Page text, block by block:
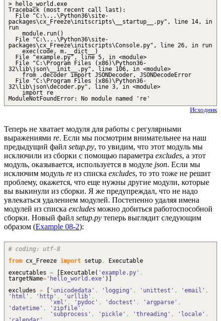
> hello_world.exe
Traceback (most recent call last):
File "C:\...\Python36\site-
packages\cx_Freeze\initscripts\__startup__.py", line 14, in
run
module.run()
File "C:\...\Python36\site-
packages\cx_Freeze\initscripts\Console.py", line 26, in run
exec(code, m.__dict__)
File "example.py", line 5, in <module>
File "C:\Program Files (x86)\Python36-
32\lib\json\__init__.py", line 106, in <module>
from .decoder import JSONDecoder, JSONDecodeError
File "C:\Program Files (x86)\Python36-
32\lib\json\decoder.py", line 3, in <module>
import re
ModuleNotFoundError: No module named 're'
Исходник
Теперь не хватает модуля для работы с регулярными
выражениями re. Если мы посмотрим внимательнее на наш
предыдущий файл setup.py, то увидим, что этот модуль мы
исключили из сборки с помощью параметра excludes, а этот
модуль, оказывается, используется в модуле json. Если мы
исключим модуль re из списка excludes, то это тоже не решит
проблему, окажется, что еще нужны другие модули, которые
вы выкинули из сборки. Я же предупреждал, что не надо
увлекаться удалением модулей. Постепенно удаляя имена
модулей из списка excludes можно добиться работоспособной
сборки. Новый файл setup.py теперь выглядит следующим
образом (Example 08-2):
# coding: utf-8
from cx_Freeze import setup,
Executable
executables = Executable( 'example.py' ,
targetName= 'hello_world.exe' )
excludes = 'unicodedata' , 'logging' , 'unittest' , 'email' ,
'html' , 'http' , 'urllib' ,
'xml' , 'pydoc' , 'doctest' , 'argparse' ,
'datetime' , 'zipfile' ,
'subprocess' , 'pickle' , 'threading' , 'locale' ,